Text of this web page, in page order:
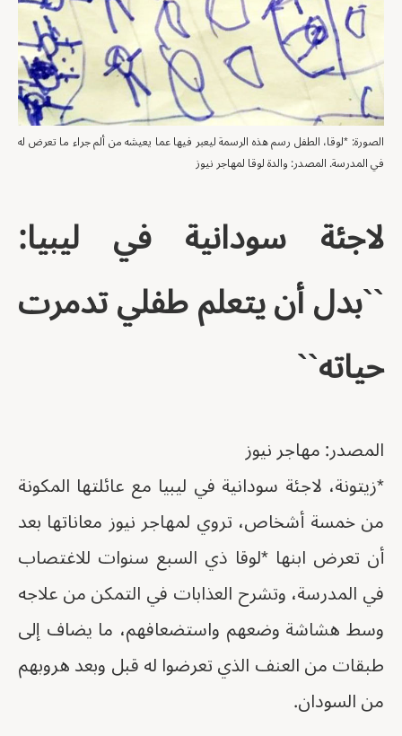
الصورة: *لوقا، الطفل رسم هذه الرسمة ليعبر فيها عما يعيشه من ألم جراء ما تعرض له
في المدرسة. المصدر: والدة لوقا لمهاجر نيوز
لاجئة سودانية في ليبيا:
``بدل أن يتعلم طفلي تدمرت
حياته``
المصدر: مهاجر نيوز
*زيتونة، لاجئة سودانية في ليبيا مع عائلتها المكونة
من خمسة أشخاص، تروي لمهاجر نيوز معاناتها بعد
أن تعرض ابنها *لوقا ذي السبع سنوات للاغتصاب
في المدرسة، وتشرح العذابات في التمكن من علاجه
وسط هشاشة وضعهم واستضعافهم، ما يضاف إلى
طبقات من العنف الذي تعرضوا له قبل وبعد هروبهم
من السودان.